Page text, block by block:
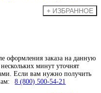
оформления заказа на данную
минут уточнят
Если вам нужно получить
8 (800) 500-54-21